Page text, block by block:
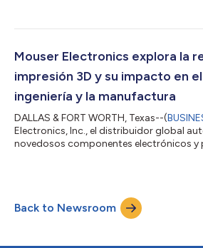
(Empowering Innovation Together EIT)
que se analiza el sector emergente de la
avanzada (AAM). En esta serie se des...
Mouser Electronics explora la
impresión 3D y su impacto en
ingeniería y la manufactura
DALLAS & FORT WORTH, Texas--(
Electronics, Inc., el distribuidor global
novedosos componentes electrónicos
edición analiza cómo los principios
impresión 3D, también conocida como
han evolucionado para transformar...
Back to Newsroom